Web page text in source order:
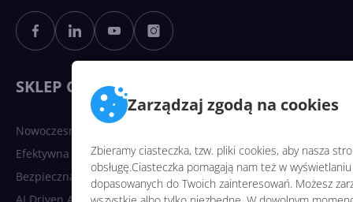
Zarządzaj zgodą na cookies
Zbieramy ciasteczka, tzw. pliki cookies, aby nasza
obsługę.Ciasteczka pomagają nam też w
dopasowanych do Twoich zainteresowań. Możesz
Sztuczna inteligencja po
polsku. Dość barier
językowych
SKLEP CENTRUMXP
Nowoczesna platforma danych
Efektywna komunikacja
Bezpieczna infrastruktura chmurowa